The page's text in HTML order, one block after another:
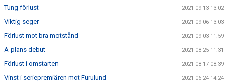
Tung förlust 2021-09-13 13:02
Viktig seger 2021-09-06 13:03
Förlust mot bra motstånd 2021-09-03 11:59
A-plans debut 2021-08-25 11:31
Förlust i omstarten 2021-08-17 08:39
Vinst i seriepremiären mot Furulund 2021-06-24 14:24